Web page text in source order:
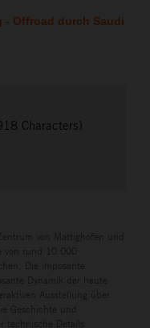
- Offroad durch Saudi
Characters)